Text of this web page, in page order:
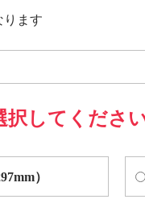
ます
択してくださ
）